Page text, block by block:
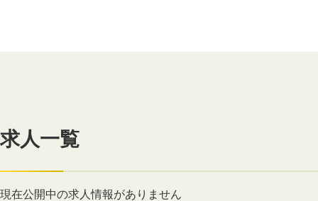
求人一覧
現在公開中の求人情報がありません